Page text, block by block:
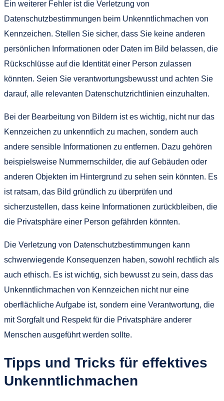
Ein weiterer Fehler ist die Verletzung von
Datenschutzbestimmungen beim Unkenntlichmachen von
Kennzeichen. Stellen Sie sicher, dass Sie keine anderen
persönlichen Informationen oder Daten im Bild belassen, die
Rückschlüsse auf die Identität einer Person zulassen
könnten. Seien Sie verantwortungsbewusst und achten Sie
darauf, alle relevanten Datenschutzrichtlinien einzuhalten.
Bei der Bearbeitung von Bildern ist es wichtig, nicht nur das
Kennzeichen zu unkenntlich zu machen, sondern auch
andere sensible Informationen zu entfernen. Dazu gehören
beispielsweise Nummernschilder, die auf Gebäuden oder
anderen Objekten im Hintergrund zu sehen sein könnten. Es
ist ratsam, das Bild gründlich zu überprüfen und
sicherzustellen, dass keine Informationen zurückbleiben, die
die Privatsphäre einer Person gefährden könnten.
Die Verletzung von Datenschutzbestimmungen kann
schwerwiegende Konsequenzen haben, sowohl rechtlich als
auch ethisch. Es ist wichtig, sich bewusst zu sein, dass das
Unkenntlichmachen von Kennzeichen nicht nur eine
oberflächliche Aufgabe ist, sondern eine Verantwortung, die
mit Sorgfalt und Respekt für die Privatsphäre anderer
Menschen ausgeführt werden sollte.
Tipps und Tricks für effektives
Unkenntlichmachen